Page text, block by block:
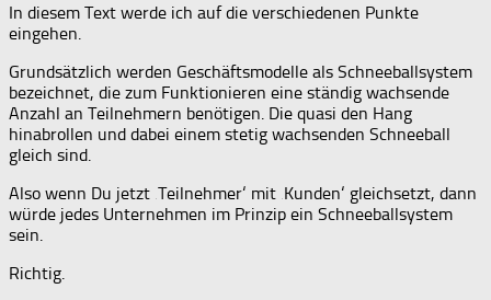
In diesem Text werde ich auf die verschiedenen Punkte
eingehen.
Grundsätzlich werden Geschäftsmodelle als Schneeballsystem
bezeichnet, die zum Funktionieren eine ständig wachsende
Anzahl an Teilnehmern benötigen. Die quasi den Hang
hinabrollen und dabei einem stetig wachsenden Schneeball
gleich sind.
Also wenn Du jetzt ‚Teilnehmer‘ mit ‚Kunden‘ gleichsetzt, dann
würde jedes Unternehmen im Prinzip ein Schneeballsystem
sein.
Richtig.